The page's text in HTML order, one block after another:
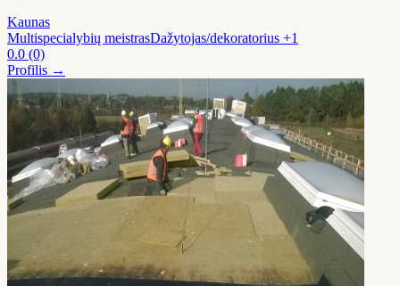
Kaunas
Multispecialybių meistrasDažytojas/dekoratorius +1
0.0 (0)
Profilis →